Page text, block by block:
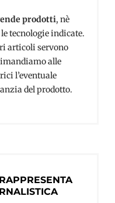
prodotti, nè
tecnologie indicate.
articoli servono
alle
l’eventuale
del prodotto.